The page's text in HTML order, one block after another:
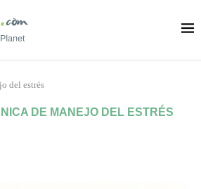
del estrés
DE MANEJO DEL ESTRÉS